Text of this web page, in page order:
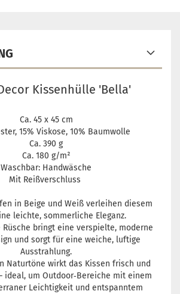
Kissenhülle 'Bella'
Ca. 45 x 45 cm
15% Viskose, 10% Baumwolle
Ca. 390 g
Ca. 180 g/m²
Waschbar: Handwäsche
Mit Reißverschluss
in Beige und Weiß verleihen diesem
leichte, sommerliche Eleganz.
bringt eine verspielte, moderne
und sorgt für eine weiche, luftige
Ausstrahlung.
Naturtöne wirkt das Kissen frisch und
ideal, um Outdoor‑Bereiche mit einem
Leichtigkeit und entspanntem